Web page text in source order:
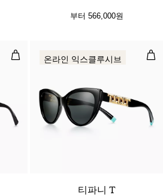
부터 566,000원
선글라스 블랙 아세테이트, 티파니
선
온라인 익스클루시브
티파니 T